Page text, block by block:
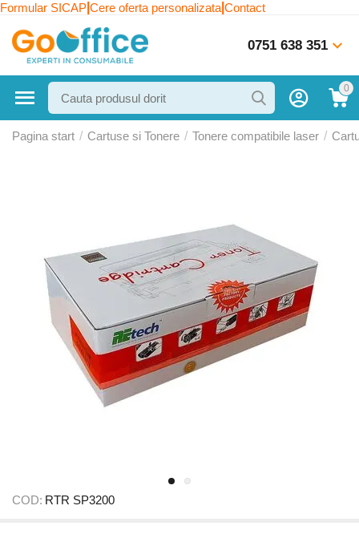
Formular SICAP Cere oferta personalizata Contact
0751 638 351
0
Pagina start / Cartuse si Tonere / Tonere compatibile laser /
COD: RTR SP3200